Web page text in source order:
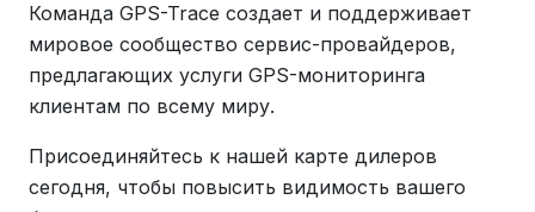
Команда GPS-Trace создает и поддерживает
мировое сообщество сервис-провайдеров,
предлагающих услуги GPS-мониторинга
клиентам по всему миру.
Присоединяйтесь к нашей карте дилеров
сегодня, чтобы повысить видимость вашего